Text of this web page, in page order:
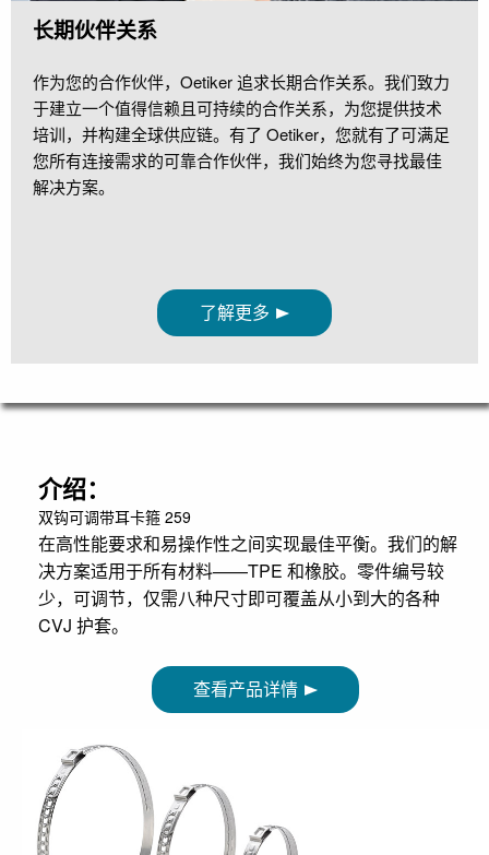
长期伙伴关系
作为您的合作伙伴，Oetiker 追求长期合作关系。我们致力
于建立一个值得信赖且可持续的合作关系，为您提供技术
培训，并构建全球供应链。有了 Oetiker，您就有了可满足
您所有连接需求的可靠合作伙伴，我们始终为您寻找最佳
解决方案。
了解更多
介绍：
双钩可调带耳卡箍 259
在高性能要求和易操作性之间实现最佳平衡。我们的解
决方案适用于所有材料——TPE 和橡胶。零件编号较
少，可调节，仅需八种尺寸即可覆盖从小到大的各种
CVJ 护套。
查看产品详情